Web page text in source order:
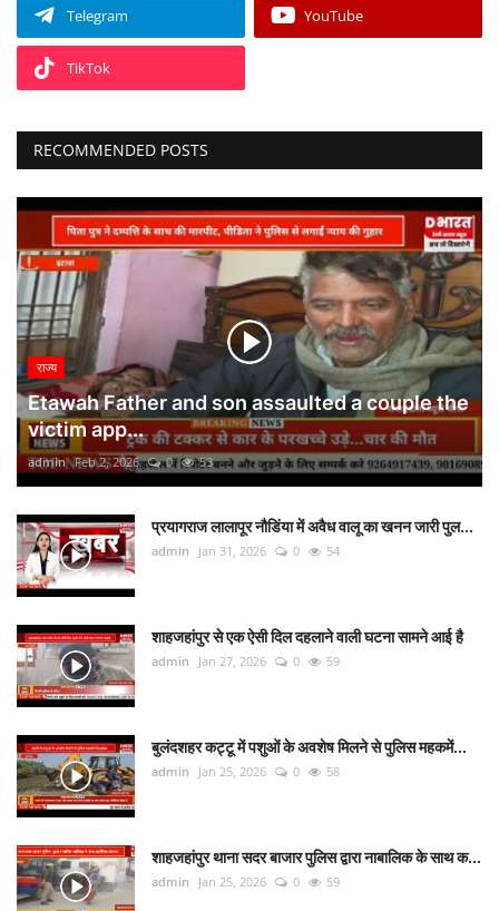
Telegram YouTube
TikTok
RECOMMENDED POSTS
राज्य
Etawah Father and son assaulted a couple the
victim app...
admin Feb 2, 2026 0 53
प्रयागराज लालापूर नौडिंया में अवैध वालू का खनन जारी पुल...
admin Jan 31, 2026 0 54
शाहजहांपुर से एक ऐसी दिल दहलाने वाली घटना सामने आई है
admin Jan 27, 2026 0 59
बुलंदशहर कट्टू में पशुओं के अवशेष मिलने से पुलिस महकमें...
admin Jan 25, 2026 0 58
शाहजहांपुर थाना सदर बाजार पुलिस द्वारा नाबालिक के साथ क...
admin Jan 25, 2026 0 59